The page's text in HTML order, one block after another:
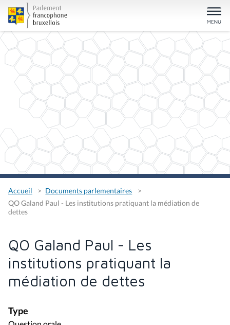
Accueil
Documents parlementaires
QO Galand Paul - Les institutions pratiquant la médiation de
dettes
QO Galand Paul - Les
institutions pratiquant la
médiation de dettes
Type